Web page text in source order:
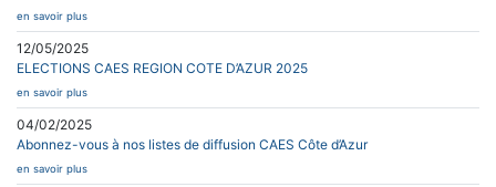
en savoir plus
12/05/2025
ELECTIONS CAES REGION COTE D’AZUR 2025
en savoir plus
04/02/2025
Abonnez-vous à nos listes de diffusion CAES Côte d’Azur
en savoir plus